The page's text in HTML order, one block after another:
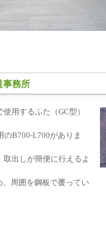
事務所
用するふた（GC型）
のB700-L700がありま
取出しが簡便に行えるよ
、周囲を鋼板で覆ってい